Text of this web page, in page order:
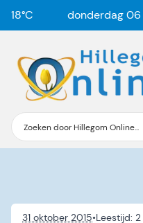
18°C donderdag
31 oktober 2015•